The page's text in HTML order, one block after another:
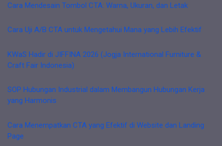
Cara Mendesain Tombol CTA: Warna, Ukuran, dan Letak
Cara Uji A/B CTA untuk Mengetahui Mana yang Lebih Efektif
KWaS Hadir di JIFFINA 2026 (Jogja International Furniture &
Craft Fair Indonesia)
SOP Hubungan Industrial dalam Membangun Hubungan Kerja
yang Harmonis
Cara Menempatkan CTA yang Efektif di Website dan Landing
Page